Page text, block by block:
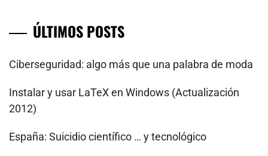
ÚLTIMOS POSTS
Ciberseguridad: algo más que una palabra de moda
Instalar y usar LaTeX en Windows (Actualización
2012)
España: Suicidio científico … y tecnológico